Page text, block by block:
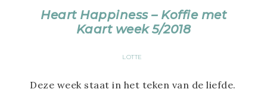
Heart Happiness – Koffie met
Kaart week 5/2018
LOTTE
Deze week staat in het teken van de liefde.